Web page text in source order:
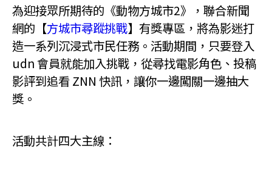
為迎接眾所期待的《動物方城市2》，聯合新聞
網的【方城市尋蹤挑戰】有獎專區，將為影迷打
造一系列沉浸式市民任務。活動期間，只要登入
udn 會員就能加入挑戰，從尋找電影角色、投稿
影評到追看 ZNN 快訊，讓你一邊闖關一邊抽大
獎。
活動共計四大主線：